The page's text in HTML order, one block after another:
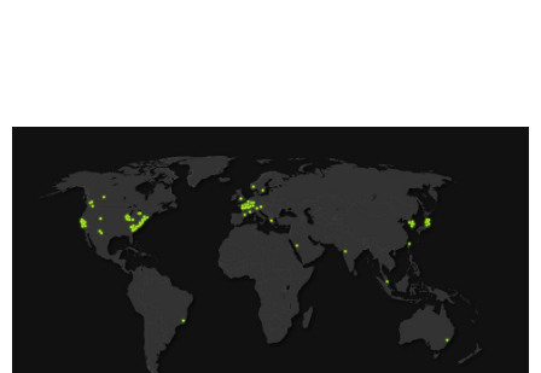
橫跨量子物理學、數位生物學與氣候研究，全球研究人員紛